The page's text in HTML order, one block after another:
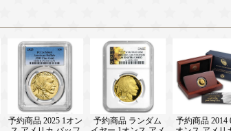
予約商品 2025 1オン
予約商品 ランダム
予約商品 2014